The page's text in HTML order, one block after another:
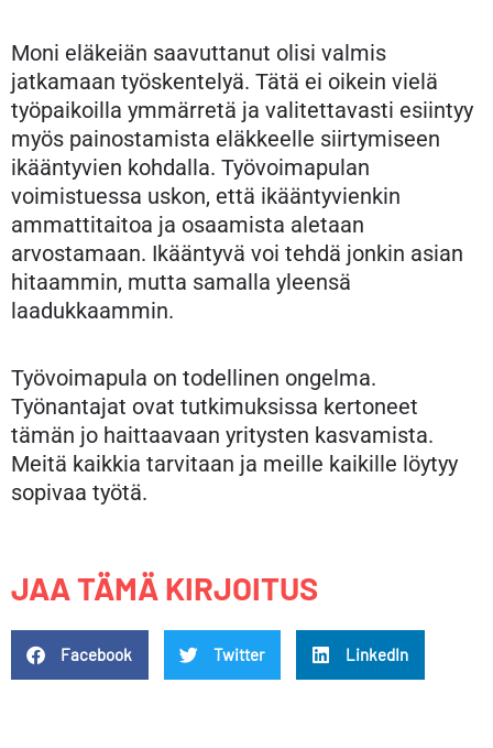
Moni eläkeiän saavuttanut olisi valmis
jatkamaan työskentelyä. Tätä ei oikein vielä
työpaikoilla ymmärretä ja valitettavasti esiintyy
myös painostamista eläkkeelle siirtymiseen
ikääntyvien kohdalla. Työvoimapulan
voimistuessa uskon, että ikääntyvienkin
ammattitaitoa ja osaamista aletaan
arvostamaan. Ikääntyvä voi tehdä jonkin asian
hitaammin, mutta samalla yleensä
laadukkaammin.
Työvoimapula on todellinen ongelma.
Työnantajat ovat tutkimuksissa kertoneet
tämän jo haittaavaan yritysten kasvamista.
Meitä kaikkia tarvitaan ja meille kaikille löytyy
sopivaa työtä.
JAA TÄMÄ KIRJOITUS
Facebook Twitter LinkedIn